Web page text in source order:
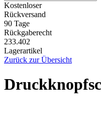
Kostenloser
Rückversand
90 Tage
Rückgaberecht
233.402
Lagerartikel
Zurück zur Übersicht